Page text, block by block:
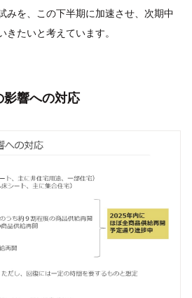
みを、この下半期に加速させ、次期中
たいと考えています。
影響への対応